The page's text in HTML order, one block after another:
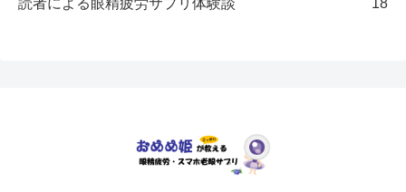
読者による眼精疲労サプリ体験談 18